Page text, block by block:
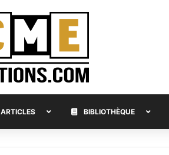
ARTICLES BIBLIOTHÈQUE